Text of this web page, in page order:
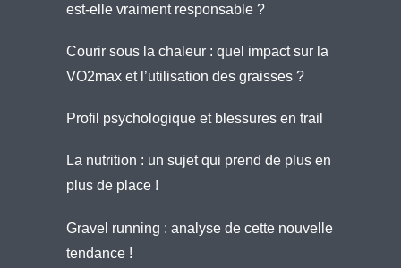
est-elle vraiment responsable ?
Courir sous la chaleur : quel impact sur la
VO2max et l’utilisation des graisses ?
Profil psychologique et blessures en trail
La nutrition : un sujet qui prend de plus en
plus de place !
Gravel running : analyse de cette nouvelle
tendance !